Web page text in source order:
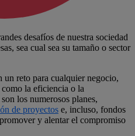
desafíos de nuestra sociedad
sea cual sea su tamaño o sector
un reto para cualquier negocio,
la eficiencia o la
los numerosos planes,
de proyectos e, incluso, fondos
y alentar el compromiso